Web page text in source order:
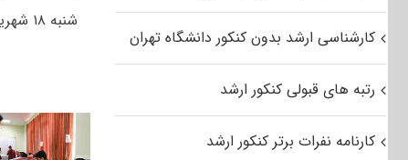
شنبه ۱۸ شهریورماه آغاز خواهد شد.
کارشناسی ارشد بدون کنکور دانشگاه تهران
رتبه های قبولی کنکور ارشد
کارنامه نفرات برتر کنکور ارشد